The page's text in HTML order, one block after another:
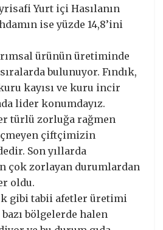
Yurt içi Hasılanın
ise yüzde 14,8’ini
ürünün üretiminde
bulunuyor. Fındık,
kayısı ve kuru incir
lider konumdayız.
türlü zorluğa rağmen
çiftçimizin
Son yıllarda
çok zorlayan durumlardan
oldu.
gibi tabii afetler üretimi
bölgelerde halen